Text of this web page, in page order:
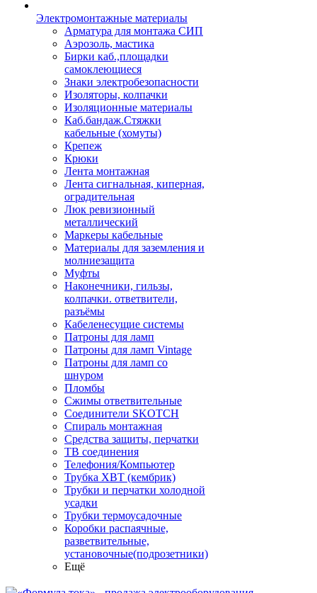
Электромонтажные материалы
Арматура для монтажа СИП
Аэрозоль, мастика
Бирки каб.,площадки
самоклеющиеся
Знаки электробезопасности
Изоляторы, колпачки
Изоляционные материалы
Каб.бандаж.Стяжки
кабельные (хомуты)
Крепеж
Крюки
Лента монтажная
Лента сигнальная, киперная,
оградительная
Люк ревизионный
металлический
Маркеры кабельные
Материалы для заземления и
молниезащита
Муфты
Наконечники, гильзы,
колпачки. ответвители,
разъёмы
Кабеленесущие системы
Патроны для ламп
Патроны для ламп Vintage
Патроны для ламп со
шнуром
Пломбы
Сжимы ответвительные
Соединители SKOTCH
Спираль монтажная
Средства защиты, перчатки
ТВ соединения
Телефония/Компьютер
Трубка ХВТ (кембрик)
Трубки и перчатки холодной
усадки
Трубки термоусадочные
Коробки распаячные,
разветвительные,
установочные(подрозетники)
Ещё